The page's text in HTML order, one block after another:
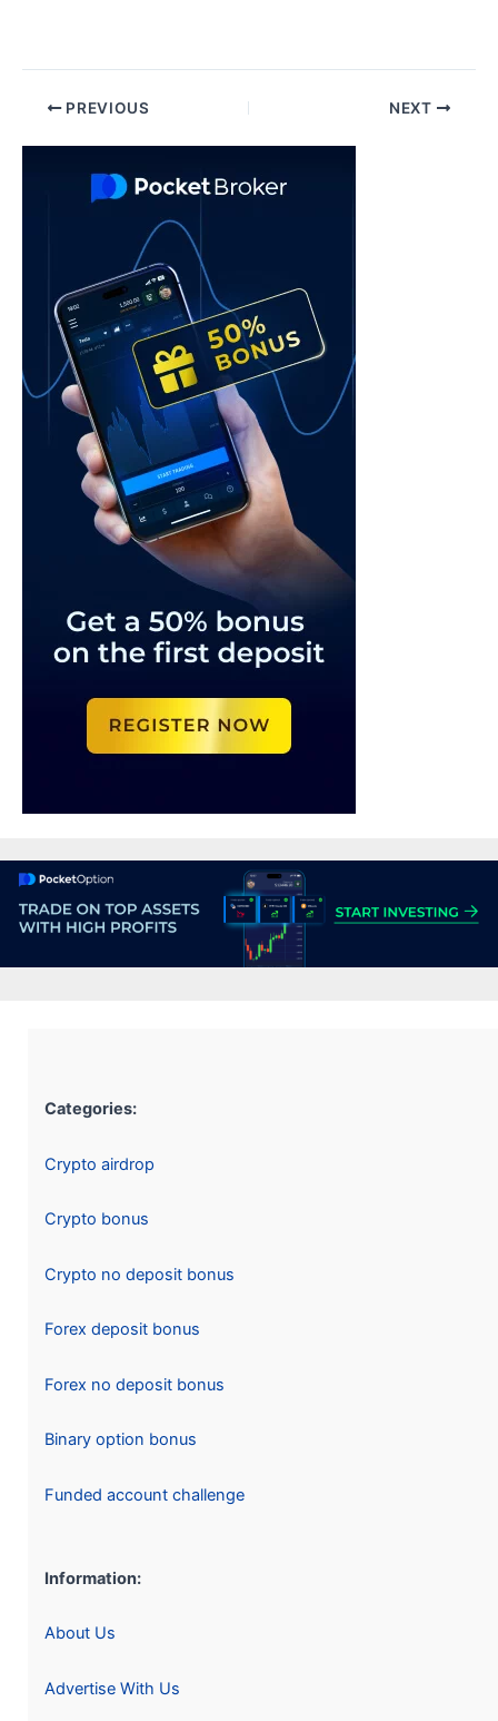
Post PREVIOUS NEXT
Categories:
Crypto airdrop
Crypto bonus
Crypto no deposit bonus
Forex deposit bonus
Forex no deposit bonus
Binary option bonus
Funded account challenge
Information:
About Us
Advertise With Us